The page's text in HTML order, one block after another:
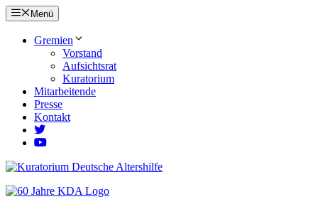
Zum
Inhalt
springen
Menü
Gremien
Vorstand
Aufsichtsrat
Kuratorium
Mitarbeitende
Presse
Kontakt